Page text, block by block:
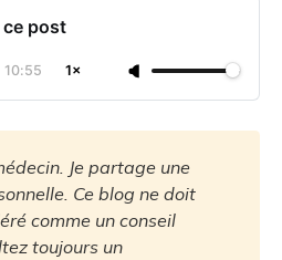
post
10:55 1×
Je partage une
Ce blog ne doit
comme un conseil
toujours un